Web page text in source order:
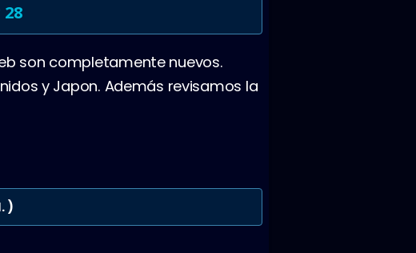
son completamente nuevos.
y Japon. Además revisamos la
)